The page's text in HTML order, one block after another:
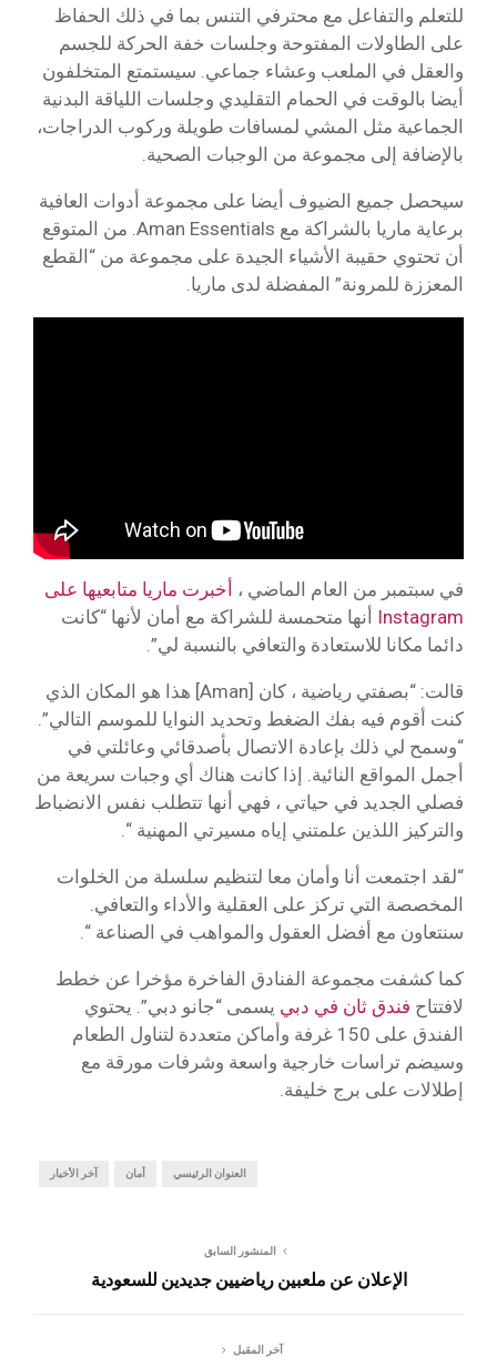
للتعلم والتفاعل مع محترفي التنس بما في ذلك الحفاظ
على الطاولات المفتوحة وجلسات خفة الحركة للجسم
والعقل في الملعب وعشاء جماعي. سيستمتع المتخلفون
أيضا بالوقت في الحمام التقليدي وجلسات اللياقة البدنية
الجماعية مثل المشي لمسافات طويلة وركوب الدراجات،
بالإضافة إلى مجموعة من الوجبات الصحية.
سيحصل جميع الضيوف أيضا على مجموعة أدوات العافية
برعاية ماريا بالشراكة مع Aman Essentials. من المتوقع
أن تحتوي حقيبة الأشياء الجيدة على مجموعة من “القطع
المعززة للمرونة” المفضلة لدى ماريا.
في سبتمبر من العام الماضي ، أخبرت ماريا متابعيها على
Instagram أنها متحمسة للشراكة مع أمان لأنها “كانت
دائما مكانا للاستعادة والتعافي بالنسبة لي”.
قالت: “بصفتي رياضية ، كان [Aman] هذا هو المكان الذي
كنت أقوم فيه بفك الضغط وتحديد النوايا للموسم التالي”.
“وسمح لي ذلك بإعادة الاتصال بأصدقائي وعائلتي في
أجمل المواقع النائية. إذا كانت هناك أي وجبات سريعة من
فصلي الجديد في حياتي ، فهي أنها تتطلب نفس الانضباط
والتركيز اللذين علمتني إياه مسيرتي المهنية “.
“لقد اجتمعت أنا وأمان معا لتنظيم سلسلة من الخلوات
المخصصة التي تركز على العقلية والأداء والتعافي.
سنتعاون مع أفضل العقول والمواهب في الصناعة “.
كما كشفت مجموعة الفنادق الفاخرة مؤخرا عن خطط
لافتتاح فندق ثان في دبي يسمى “جانو دبي”. يحتوي
الفندق على 150 غرفة وأماكن متعددة لتناول الطعام
وسيضم تراسات خارجية واسعة وشرفات مورقة مع
إطلالات على برج خليفة.
آخر الأخبار أمان العنوان الرئيسي
المنشور السابق
الإعلان عن ملعبين رياضيين جديدين للسعودية
آخر المقبل